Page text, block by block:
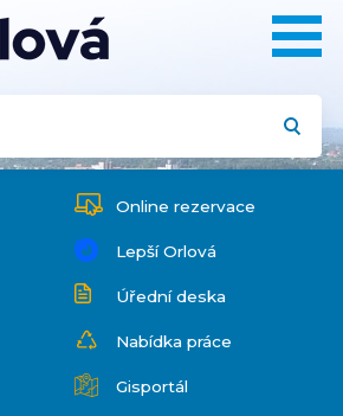
Online rezervace
Lepší Orlová
Úřední deska
Nabídka práce
Gisportál